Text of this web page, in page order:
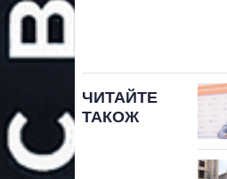
ЧИТАЙТЕ
ТАКОЖ